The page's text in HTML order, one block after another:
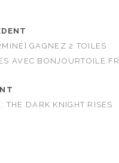
GAGNEZ 2 TOILES
AVEC BONJOURTOILE.FR
THE DARK KNIGHT RISES